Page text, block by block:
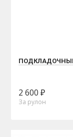
2 600 ₽
За рулон